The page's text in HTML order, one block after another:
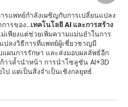
รแพทย์กำลังเผชิญกับการเปลี่ยนแปลง
ารของ...เทคโนโลยี AI และการสร้าง
เพียงแต่ช่วยเพิ่มความแม่นยำในการ
ปลงวิธีการที่แพทย์ผู้เชี่ยวชาญมี
ผนการรักษา และส่งมอบผลลัพธ์อีก
าวล้ำนำหน้า การนำโซลูชัน AI+3D
ป แต่เป็นสิ่งจำเป็นเชิงกลยุทธ์